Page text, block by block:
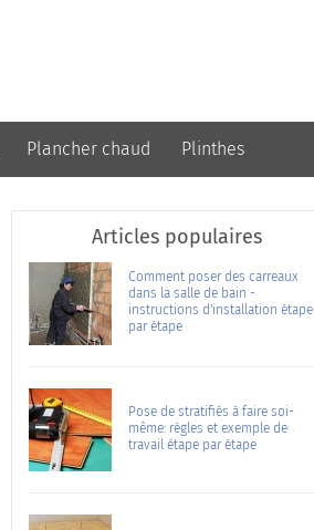
Plancher chaud Plinthes
Articles populaires
Comment poser des carreaux
dans la salle de bain -
instructions d'installation étape
par étape
Pose de stratifiés à faire soi-
même: règles et exemple de
travail étape par étape